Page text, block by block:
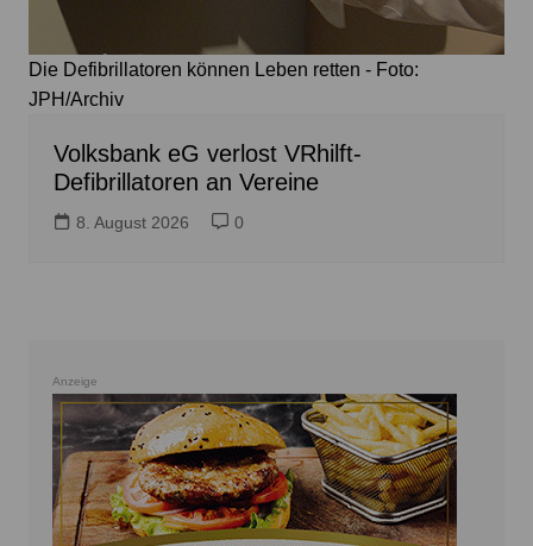
Die Defibrillatoren können Leben retten - Foto:
JPH/Archiv
Volksbank eG verlost VRhilft-
Defibrillatoren an Vereine
8. August 2026 0
Anzeige